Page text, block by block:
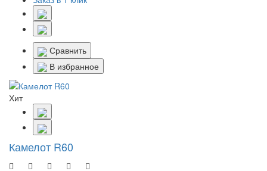
Сравнить
В избранное
Хит
Камелот R60